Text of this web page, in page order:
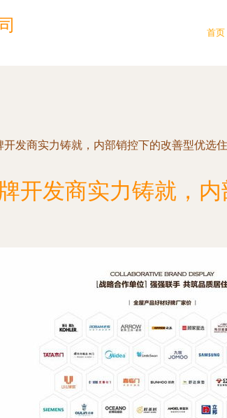
首页
发商实力铸就，内部销控下的改善型优选
开发商实力铸就，